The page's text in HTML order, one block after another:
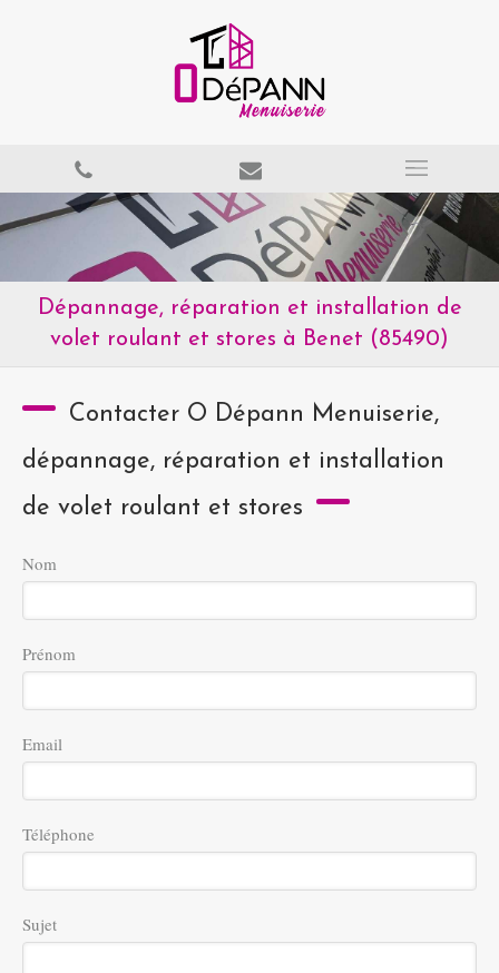
Dépannage, réparation et installation de
volet roulant et stores à Benet (85490)
Contacter O Dépann Menuiserie,
dépannage, réparation et installation
de volet roulant et stores
Nom
Prénom
Email
Téléphone
Sujet